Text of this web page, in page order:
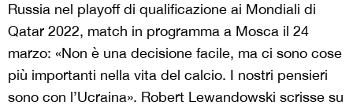
Russia nel playoff di qualificazione ai Mondiali di
Qatar 2022, match in programma a Mosca il 24
marzo: «Non è una decisione facile, ma ci sono cose
più importanti nella vita del calcio. I nostri pensieri
sono con l’Ucraina». Robert Lewandowski scrisse su